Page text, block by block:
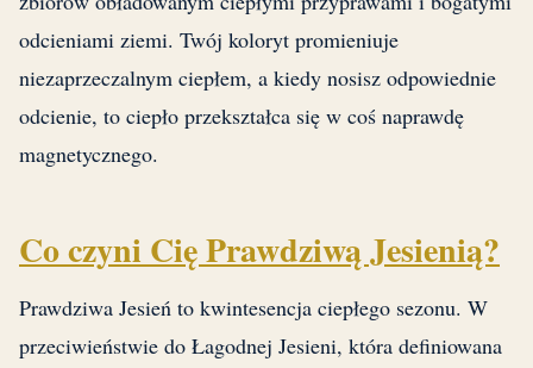
odcieniami ziemi. Twój koloryt promieniuje
niezaprzeczalnym ciepłem, a kiedy nosisz odpowiednie
odcienie, to ciepło przekształca się w coś naprawdę
magnetycznego.
Co czyni Cię Prawdziwą Jesienią?
Prawdziwa Jesień to kwintesencja ciepłego sezonu. W
przeciwieństwie do Łagodnej Jesieni, która definiowana